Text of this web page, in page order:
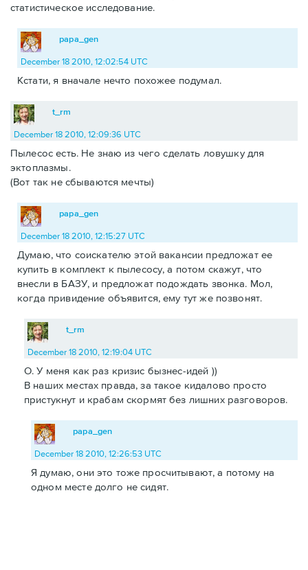
статистическое исследование.
papa_gen
December 18 2010, 12:02:54 UTC
Кстати, я вначале нечто похожее подумал.
t_rm
December 18 2010, 12:09:36 UTC
Пылесос есть. Не знаю из чего сделать ловушку для
эктоплазмы.
(Вот так не сбываются мечты)
papa_gen
December 18 2010, 12:15:27 UTC
Думаю, что соискателю этой вакансии предложат ее
купить в комплект к пылесосу, а потом скажут, что
внесли в БАЗУ, и предложат подождать звонка. Мол,
когда привидение объявится, ему тут же позвонят.
t_rm
December 18 2010, 12:19:04 UTC
О. У меня как раз кризис бызнес-идей ))
В наших местах правда, за такое кидалово просто
пристукнут и крабам скормят без лишних разговоров.
papa_gen
December 18 2010, 12:26:53 UTC
Я думаю, они это тоже просчитывают, а потому на
одном месте долго не сидят.